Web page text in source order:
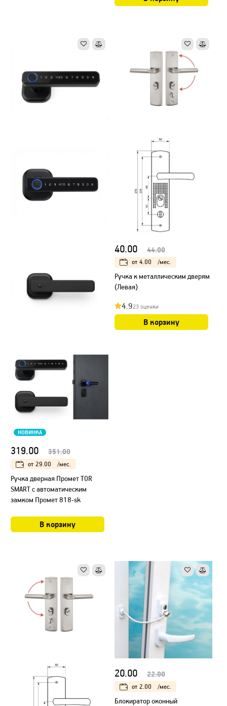
НОВИНКА
319.00 351.00
от 29.00 /мес.
Ручка дверная Промет TOR
SMART с автоматическим
замком Промет 818-sk
В корзину
40.00 44.00
от 4.00 /мес.
Ручка к металлическим дверям
(Левая)
4.923 оценки
В корзину
20.00 22.00
от 2.00 /мес.
Блокиратор оконный